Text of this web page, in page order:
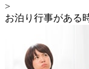
>
お泊り行事がある